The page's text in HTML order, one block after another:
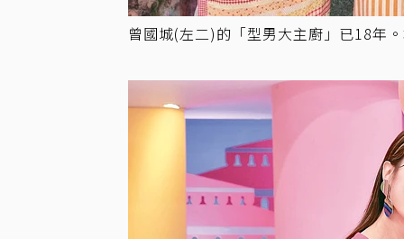
曾國城(左二)的「型男大主廚」已18年